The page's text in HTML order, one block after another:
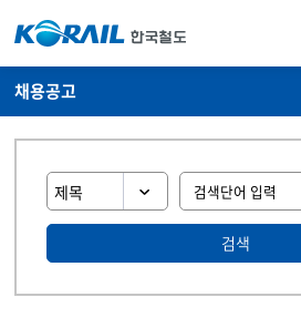
채용공고
검색